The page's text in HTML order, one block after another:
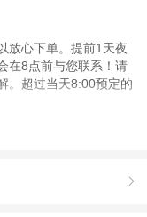
放心下单。提前1天夜
在8点前与您联系！请
。超过当天8:00预定的
在出发前与您取得联
请您注意回复。
